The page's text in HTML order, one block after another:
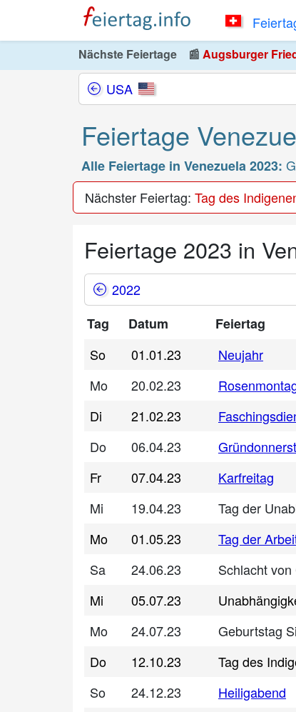
Nächste Feiertage 📰 Augsburger
USA
Feiertage
Alle Feiertage in Venezuela 2023:
Nächster Feiertag: Tag des
Feiertage 2023 in
2022
Tag
Datum Feiertag
So
01.01.23 Neujahr
Mo
20.02.23
Di
21.02.23
Do
06.04.23
Fr
07.04.23 Karfreitag
Mi
19.04.23 Tag der
Mo
01.05.23 Tag der
Sa
24.06.23 Schlacht
Mi
05.07.23
Mo
24.07.23 Geburtstag
Do
12.10.23 Tag des
So
24.12.23 Heiligabend